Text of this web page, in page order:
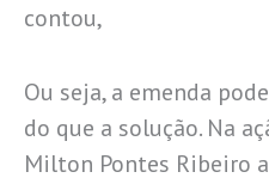
contou,
Ou seja, a emenda
do que a solução. Na
Milton Pontes Ribeiro